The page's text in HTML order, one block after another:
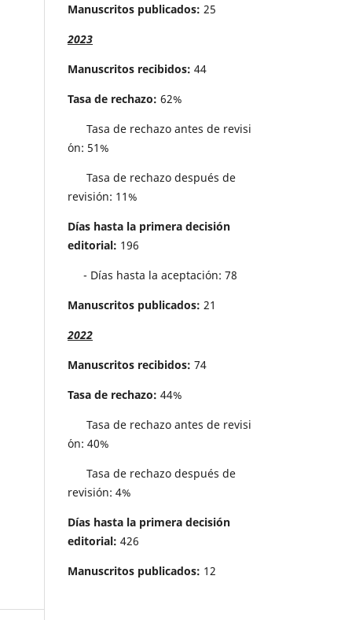
Manuscritos publicados: 25
2023
Manuscritos recibidos: 44
Tasa de rechazo: 62%
Tasa de rechazo antes de revisi
´on: 51%
Tasa de rechazo después de
revisión: 11%
Días hasta la primera decisión
editorial: 196
- Días hasta la aceptación: 78
Manuscritos publicados: 21
2022
Manuscritos recibidos: 74
Tasa de rechazo: 44%
Tasa de rechazo antes de revisi
´on: 40%
Tasa de rechazo después de
revisión: 4%
Días hasta la primera decisión
editorial: 426
Manuscritos publicados: 12